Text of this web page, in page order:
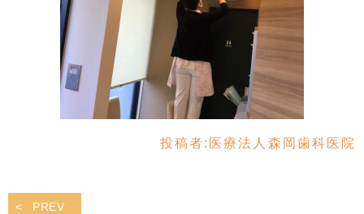
投稿者: 医療法人森岡歯科医院
PREV